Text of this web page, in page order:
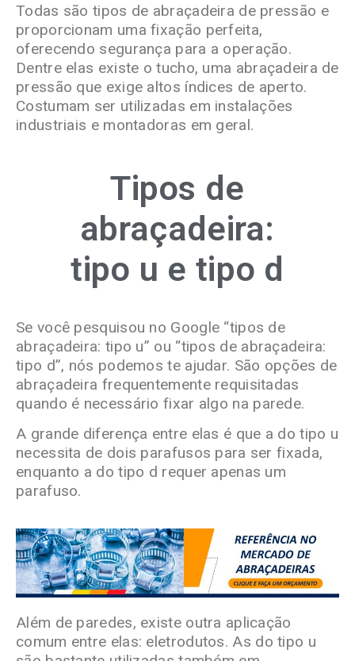
Todas são tipos de abraçadeira de pressão e
proporcionam uma fixação perfeita,
oferecendo segurança para a operação.
Dentre elas existe o tucho, uma abraçadeira de
pressão que exige altos índices de aperto.
Costumam ser utilizadas em instalações
industriais e montadoras em geral.
Tipos de
abraçadeira:
tipo u e tipo d
Se você pesquisou no Google “tipos de
abraçadeira: tipo u” ou “tipos de abraçadeira:
tipo d”, nós podemos te ajudar. São opções de
abraçadeira frequentemente requisitadas
quando é necessário fixar algo na parede.
A grande diferença entre elas é que a do tipo u
necessita de dois parafusos para ser fixada,
enquanto a do tipo d requer apenas um
parafuso.
Além de paredes, existe outra aplicação
comum entre elas: eletrodutos. As do tipo u